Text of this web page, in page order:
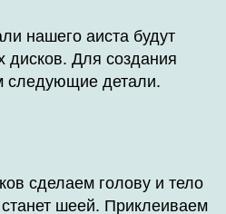
нашего аиста будут
Для создания
следующие детали.
сделаем голову и тело
шеей. Приклеиваем